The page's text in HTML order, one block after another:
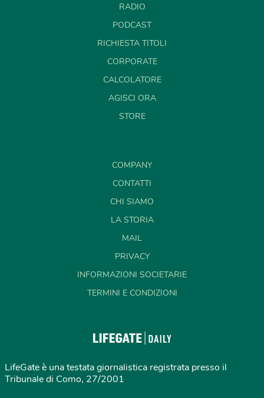
RADIO
PODCAST
RICHIESTA TITOLI
CORPORATE
CALCOLATORE
AGISCI ORA
STORE
COMPANY
CONTATTI
CHI SIAMO
LA STORIA
MAIL
PRIVACY
INFORMAZIONI SOCIETARIE
TERMINI E CONDIZIONI
LifeGate è una testata giornalistica registrata presso il
Tribunale di Como, 27/2001